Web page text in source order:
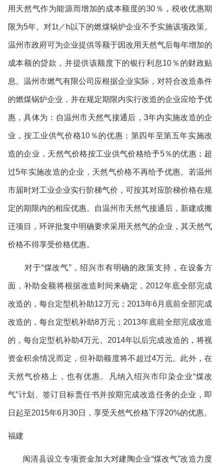
用天然气作为能源而增加的成本额度的30 ％，税收优惠期
限为5年。对1t／ h 以下的燃煤锅炉企业不予实施该项政策。
温州市政府可为企业提供等额于因改用天然气后每年增加的
成本额的贷款，并提供该额度下的银行利息10 ％的财政贴
息。温州市燃气有限公司应根据企业实际，对符合改造条件
的燃煤锅炉企业，并在规定期限内实行改造的企业应给予优
惠，具体为：自温州市天然气接通后， 3年内实施改造的企
业，按工业供气价格10 ％的优惠；第四年至第五年实施改
造的企业，天然气价格按工业供气价格给予5％的优惠；超
过5年实施改造的企业，天然气价格不再给予优惠。若温州
市届时对工业企业实行阶梯气价，可按其对应阶梯价格在规
定的期限内的相应优惠。自温州市天然气接通后，新建或搬
迁项目，环评批复中明确要求采用天然气的企业，其天然气
价格不得享受价格优惠。
对于“煤改气” ，绍兴市有明确的政策支持，在设备方
面，补助金额将根据改造时间来确定， 2012年底全部完成
改造的，每台定型机补助12万元； 2013年6月底前全部完成
改造的，每台定型机补助8万元； 2013年底前全部完成改造
的，每台定型机补助4万元。 2014年以后完成改造的，将视
资金积余情况而定，但补助额度将不超过4万元。此外，在
天然气价格上，也有优惠。凡纳入绍兴市印染企业“煤改
气”计划、签订目标责任书并按期完成改造任务的企业，即
日起至2015年6月 30日，享受天然气价格下浮20%的优惠。
福建
闽清县设立专项资金加大对建陶企业“煤改气”改造力度